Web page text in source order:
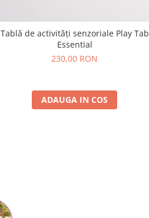
Tablă de activități senzoriale Play Tab
Essential
230,00 RON
ADAUGA IN COS